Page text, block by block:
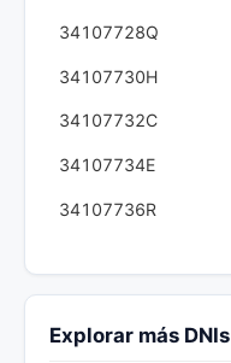
34107728Q
34107730H
34107732C
34107734E
34107736R
Explorar más DNIs